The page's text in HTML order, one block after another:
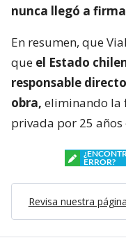
nunca llegó a
En resumen, que
que el Estado
responsable
obra, eliminando la
privada por 25
ERROR?
Revisa nuestra